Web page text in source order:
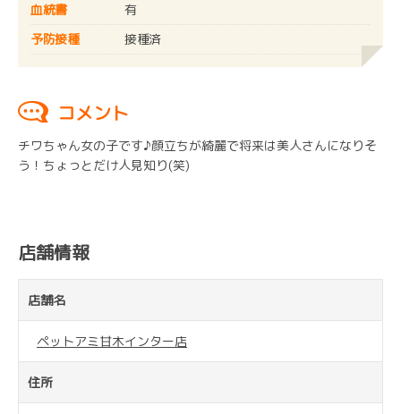
血統書
有
予防接種
接種済
コメント
チワちゃん女の子です♪顔立ちが綺麗で将来は美人さんになりそ
う！ちょっとだけ人見知り(笑)
店舗情報
店舗名
ペットアミ甘木インター店
住所